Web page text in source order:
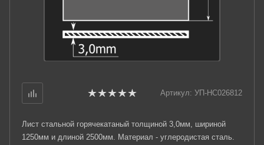
Артикул: УП-НС026812
Лист стальной горячекатаный толщиной 3,0мм, шириной
1250мм и длиной 2500мм. Материал - углеродистая сталь.